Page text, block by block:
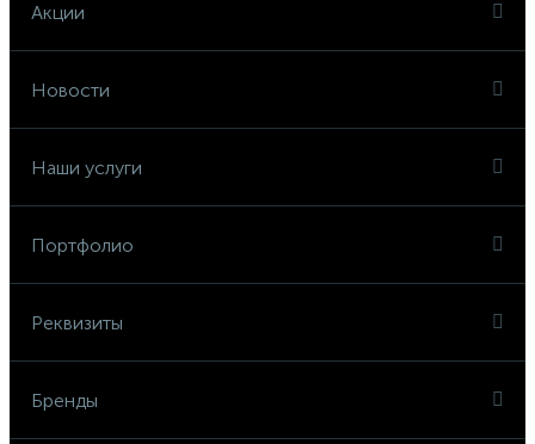
Акции
Новости
Наши услуги
Портфолио
Реквизиты
Бренды